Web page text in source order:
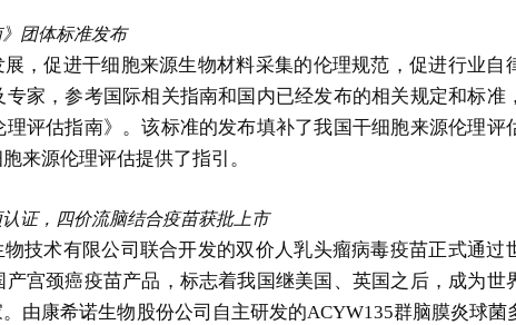
》团体标准发布
，促进干细胞来源生物材料采集的伦理规范，促进行业自
家，参考国际相关指南和国内已经发布的相关规定和标准
评估指南》。该标准的发布填补了我国干细胞来源伦理评
来源伦理评估提供了指引。
证，四价流脑结合疫苗获批上市
技术有限公司联合开发的双价人乳头瘤病毒疫苗正式通过
宫颈癌疫苗产品，标志着我国继美国、英国之后，成为世
由康希诺生物股份公司自主研发的ACYW135群脑膜炎球菌